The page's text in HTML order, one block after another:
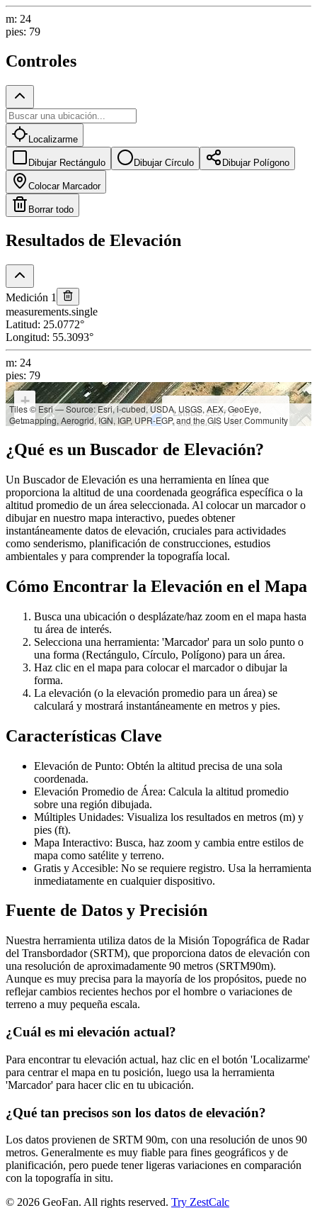
m: 24
pies: 79
Controles
Localizarme
Dibujar Rectángulo Dibujar Círculo Dibujar Polígono
Colocar Marcador
Borrar todo
Resultados de Elevación
Medición 1
measurements.single
Latitud: 25.0772°
Longitud: 55.3093°
m: 24
pies: 79
Latitud:25.0772°
Longitud:55.3093°
Elevación:
m: 24
+
−
Tiles © Esri — Source: Esri, i-cubed, USDA, USGS, AEX, GeoEye,
Getmapping, Aerogrid, IGN, IGP, UPR-EGP, and the GIS User Community
¿Qué es un Buscador de Elevación?
Un Buscador de Elevación es una herramienta en línea que
proporciona la altitud de una coordenada geográfica específica o la
altitud promedio de un área seleccionada. Al colocar un marcador o
dibujar en nuestro mapa interactivo, puedes obtener
instantáneamente datos de elevación, cruciales para actividades
como senderismo, planificación de construcciones, estudios
ambientales y para comprender la topografía local.
Cómo Encontrar la Elevación en el Mapa
Busca una ubicación o desplázate/haz zoom en el mapa hasta
tu área de interés.
Selecciona una herramienta: 'Marcador' para un solo punto o
una forma (Rectángulo, Círculo, Polígono) para un área.
Haz clic en el mapa para colocar el marcador o dibujar la
forma.
La elevación (o la elevación promedio para un área) se
calculará y mostrará instantáneamente en metros y pies.
Características Clave
Elevación de Punto: Obtén la altitud precisa de una sola
coordenada.
Elevación Promedio de Área: Calcula la altitud promedio
sobre una región dibujada.
Múltiples Unidades: Visualiza los resultados en metros (m) y
pies (ft).
Mapa Interactivo: Busca, haz zoom y cambia entre estilos de
mapa como satélite y terreno.
Gratis y Accesible: No se requiere registro. Usa la herramienta
inmediatamente en cualquier dispositivo.
Fuente de Datos y Precisión
Nuestra herramienta utiliza datos de la Misión Topográfica de Radar
del Transbordador (SRTM), que proporciona datos de elevación con
una resolución de aproximadamente 90 metros (SRTM90m).
Aunque es muy precisa para la mayoría de los propósitos, puede no
reflejar cambios recientes hechos por el hombre o variaciones de
terreno a muy pequeña escala.
¿Cuál es mi elevación actual?
Para encontrar tu elevación actual, haz clic en el botón 'Localizarme'
para centrar el mapa en tu posición, luego usa la herramienta
'Marcador' para hacer clic en tu ubicación.
¿Qué tan precisos son los datos de elevación?
Los datos provienen de SRTM 90m, con una resolución de unos 90
metros. Generalmente es muy fiable para fines geográficos y de
planificación, pero puede tener ligeras variaciones en comparación
con la topografía in situ.
© 2026 GeoFan. All rights reserved. Try ZestCalc